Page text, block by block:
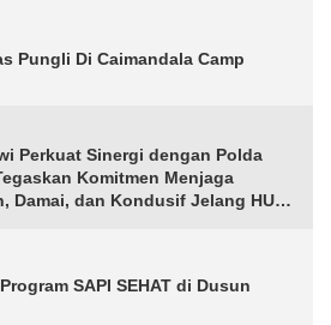
Pungli Di Caimandala Camp
Perkuat Sinergi dengan Polda
Komitmen Menjaga
Damai, dan Kondusif Jelang HUT
SAPI SEHAT di Dusun